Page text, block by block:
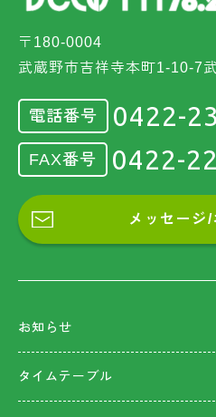
〒180-0004
武蔵野市吉祥寺本町1-10-7
電話番号 0422-
FAX番号 0422-
メッセージ
お知らせ
タイムテーブル